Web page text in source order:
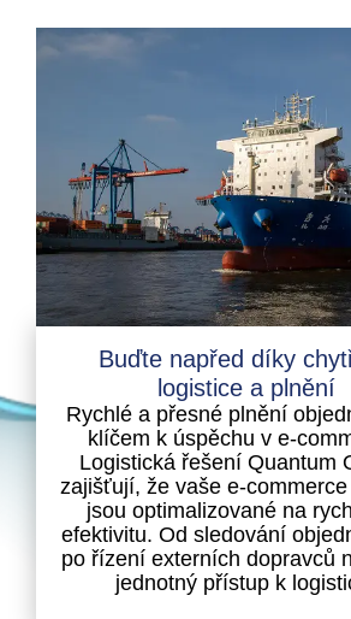
Buďte napřed díky
logistice a plnění
Rychlé a přesné plnění
klíčem k úspěchu v e-
Logistická řešení Quantum
zajišťují, že vaše e-
jsou optimalizované na
efektivitu. Od sledování
po řízení externích dopravců
jednotný přístup k